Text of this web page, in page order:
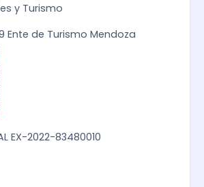
y Turismo
Ente de Turismo Mendoza
EX-2022-83480010